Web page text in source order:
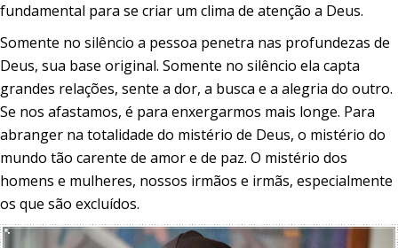
fundamental para se criar um clima de atenção a Deus.
Somente no silêncio a pessoa penetra nas profundezas de
Deus, sua base original. Somente no silêncio ela capta
grandes relações, sente a dor, a busca e a alegria do outro.
Se nos afastamos, é para enxergarmos mais longe. Para
abranger na totalidade do mistério de Deus, o mistério do
mundo tão carente de amor e de paz. O mistério dos
homens e mulheres, nossos irmãos e irmãs, especialmente
os que são excluídos.